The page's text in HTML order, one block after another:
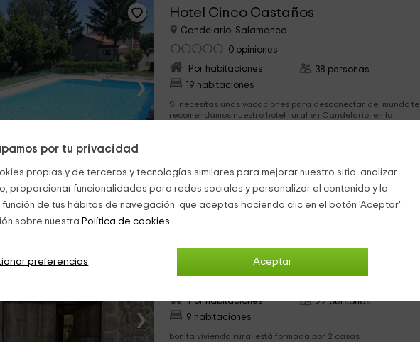
por tu privacidad
propias y de terceros y tecnologías similares para mejorar nuestro sitio, analizar
proporcionar funcionalidades para redes sociales y personalizar el contenido y la
de tus hábitos de navegación, que aceptas haciendo clic en el botón 'Aceptar'.
sobre nuestra Política de cookies.
Aceptar
preferencias
›
Hotel Cinco Castaños
Candelario, Salamanca
0 opiniones
Por habitaciones
19 habitaciones
38 personas
Si necesitas unas vacaciones para desconectar del mundo te
recomendamos nuestro hotel rural en Candelario, en la
preciosos.
16 Hoteles con encanto cerca de Candelario (a menos de 25 Kilómetros)
›
El Balcón del Pueblo
La Hoya, Salamanca
Por habitaciones
9 habitaciones
22 personas
bonita vivienda rural está formada por 2 casas